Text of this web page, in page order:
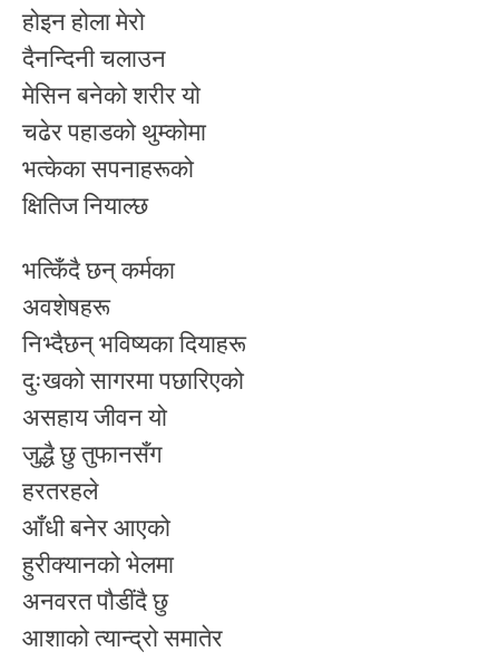
होइन होला मेरो
दैनन्दिनी चलाउन
मेसिन बनेको शरीर यो
चढेर पहाडको थुम्कोमा
भत्केका सपनाहरूको
क्षितिज नियाल्छ
भत्किँदै छन् कर्मका
अवशेषहरू
निभ्दैछन् भविष्यका दियाहरू
दुःखको सागरमा पछारिएको
असहाय जीवन यो
जुद्धै छु तुफानसँग
हरतरहले
आँधी बनेर आएको
हुरीक्यानको भेलमा
अनवरत पौडींदै छु
आशाको त्यान्द्रो समातेर